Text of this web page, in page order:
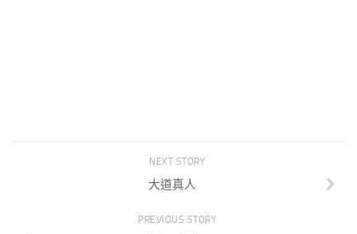
NEXT STORY
大道真人
PREVIOUS STORY